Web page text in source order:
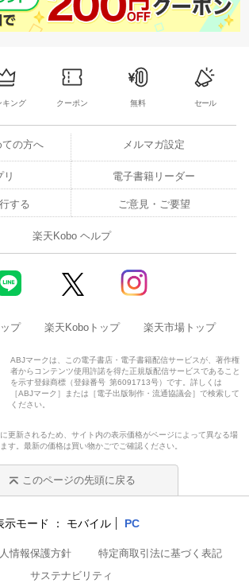
キング クーポン 無料 セール
の方へ メルマガ設定
リ 電子書籍リーダー
する ご意見・ご要望
楽天Kobo ヘルプ
プ 楽天Koboトップ 楽天市場トップ
ABJマークは、この電子書店・電子書籍配信サービスが、著作権
者からコンテンツ使用許諾を得た正規版配信サービスであること
を示す登録商標（登録番号 第6091713号）です。詳しくは
［ABJマーク］または［電子出版制作・流通協議会］で検索して
ください。
更新されるため、サイト内の表示価格がページによって異なる場
す。最新の価格は買い物かごでご確認ください。
このページの先頭に戻る
示モード モバイル PC
情報保護方針
特定商取引法に基づく表記
サステナビリティ